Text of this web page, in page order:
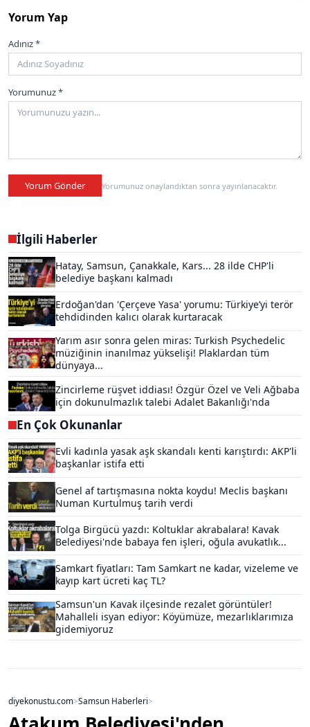
Yorum Yap
Adınız *
Yorumunuz *
Yorum Gönder Yorumunuz onaylandıktan sonra yayınlanacaktır.
İlgili Haberler
Hatay, Samsun, Çanakkale, Kars... 28 ilde CHP'li
belediye başkanı kalmadı
Erdoğan'dan 'Çerçeve Yasa' yorumu: Türkiye’yi terör
tehdidinden kalıcı olarak kurtaracak
Yarım asır sonra gelen miras: Turkish Psychedelic
müziğinin inanılmaz yükselişi! Plaklardan tüm
dünyaya...
Zincirleme rüşvet iddiası! Özgür Özel ve Veli Ağbaba
için dokunulmazlık talebi Adalet Bakanlığı'nda
En Çok Okunanlar
Evli kadınla yasak aşk skandalı kenti karıştırdı: AKP'li
başkanlar istifa etti
Genel af tartışmasına nokta koydu! Meclis başkanı
Numan Kurtulmuş tarih verdi
Tolga Birgücü yazdı: Koltuklar akrabalara! Kavak
Belediyesi'nde babaya fen işleri, oğula avukatlık...
Samkart fiyatları: Tam Samkart ne kadar, vizeleme ve
kayıp kart ücreti kaç TL?
Samsun'un Kavak ilçesinde rezalet görüntüler!
Mahalleli isyan ediyor: Köyümüze, mezarlıklarımıza
gidemiyoruz
diyekonustu.com>Samsun Haberleri>